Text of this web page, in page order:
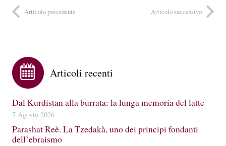
Articolo precedente Articolo successivo
Articoli recenti
Dal Kurdistan alla burrata: la lunga memoria del latte
7 Agosto 2026
Parashat Reè. La Tzedakà, uno dei principi fondanti
dell’ebraismo